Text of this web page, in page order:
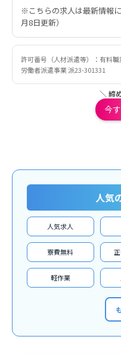
※こちらの求人は最新情報
月8日更新）
許可番号（人材派遣等）：有料
労働者派遣事業 派23-301331
＼ 締
今
人気
人気求人
寮費無料
軽作業